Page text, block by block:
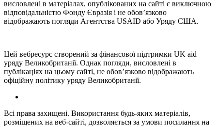
висловлені в матеріалах, опублікованих на сайті є виключною
відповідальністю Фонду Євразія і не обов’язково
відображають погляди Агентства USAID або Уряду США.
Цей вебресурс створений за фінансової підтримки UK aid
уряду Великобританії. Однак погляди, висловлені в
публікаціях на цьому сайті, не обов’язково відображають
офіційну політику уряду Великобританії.
Всі права захищені. Використання будь-яких матеріалів,
розміщених на веб-сайті, дозволяється за умови посилання на